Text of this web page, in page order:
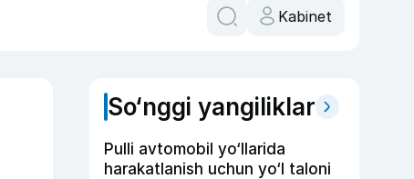
Kabinet
So‘nggi yangiliklar
Pulli avtomobil yo‘llarida
harakatlanish uchun yo‘l taloni